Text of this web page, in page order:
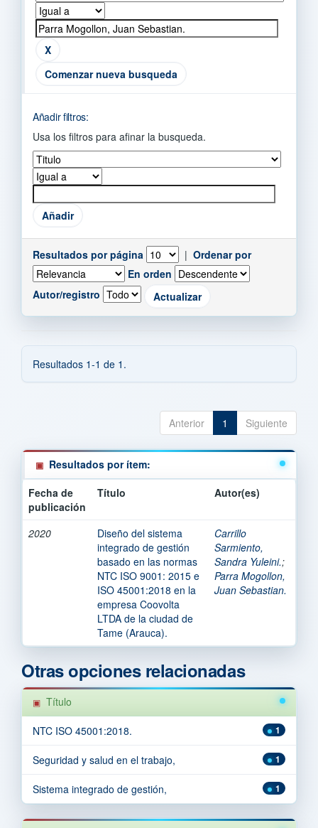
Comenzar nueva busqueda
Añadir filtros:
Usa los filtros para afinar la busqueda.
Resultados por página | Ordenar por
En orden
Autor/registro
Resultados 1-1 de 1.
Anterior 1 Siguiente
Resultados por ítem:
Fecha de
publicación
Título Autor(es)
2020
Diseño del sistema
integrado de gestión
basado en las normas
NTC ISO 9001: 2015 e
ISO 45001:2018 en la
empresa Coovolta
LTDA de la ciudad de
Tame (Arauca).
Carrillo
Sarmiento,
Sandra Yuleini.;
Parra Mogollon,
Juan Sebastian.
Otras opciones relacionadas
Título
1
NTC ISO 45001:2018.
1
Seguridad y salud en el trabajo,
1
Sistema integrado de gestión,